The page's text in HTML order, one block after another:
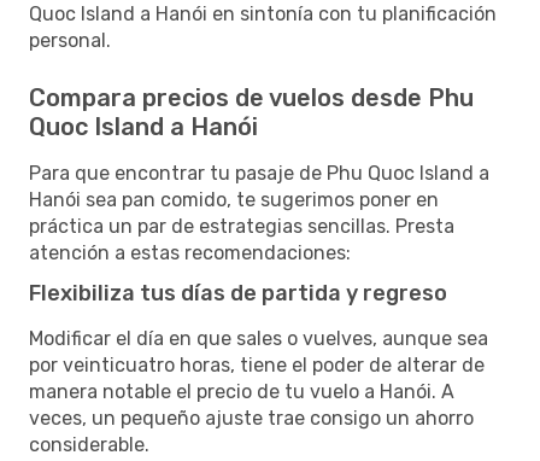
Quoc Island a Hanói en sintonía con tu planificación
personal.
Compara precios de vuelos desde Phu
Quoc Island a Hanói
Para que encontrar tu pasaje de Phu Quoc Island a
Hanói sea pan comido, te sugerimos poner en
práctica un par de estrategias sencillas. Presta
atención a estas recomendaciones:
Flexibiliza tus días de partida y regreso
Modificar el día en que sales o vuelves, aunque sea
por veinticuatro horas, tiene el poder de alterar de
manera notable el precio de tu vuelo a Hanói. A
veces, un pequeño ajuste trae consigo un ahorro
considerable.